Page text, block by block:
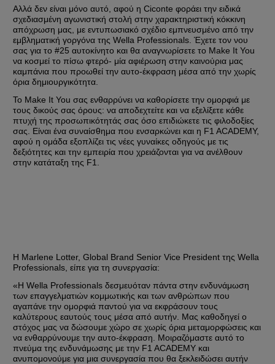
Αλλά δεν είναι μόνο αυτό, αφού η Ciconte φοράει την ειδικά
σχεδιασμένη αγωνιστική στολή στην χαρακτηριστική κόκκινη
απόχρωση μας, με εντυπωσιακό σχέδιο εμπνευσμένο από την
εμβληματική γοργόνα της Wella Professionals. Έχετε τον νου
σας για το #25 αυτοκίνητο και θα αναγνωρίσετε το Make It You
να κοσμεί το πίσω φτερό- μία αφιέρωση στην καινούρια μας
καμπάνια που προωθεί την αυτο-έκφραση μέσα από την χωρίς
όρια δημιουργικότητα.
Το Make It You σας ενθαρρύνει να καθορίσετε την ομορφιά με
τους δικούς σας όρους: να αποδεχτείτε και να εξελίξετε κάθε
πτυχή της προσωπικότητάς σας όσο επιδιώκετε τις φιλοδοξίες
σας. Είναι ένα συναίσθημα που ενσαρκώνει και η F1 ACADEMY,
αφού η ομάδα εξοπλίζει τις νέες γυναίκες οδηγούς με τις
δεξιότητες και την εμπειρία που χρειάζονται για να ανέλθουν
στην κατάταξη της F1.
Η Marlene Lotter, Global Brand Senior Vice President της Wella
Professionals, είπε για τη συνεργασία:
«Η Wella Professionals δεσμευόταν πάντα στην ενδυνάμωση
των επαγγελματιών κομμωτικής και των ανθρώπων που
αγαπάνε την ομορφιά παντού για να εκφράσουν τους
καλύτερους εαυτούς τους μέσα από αυτήν. Μας καθοδηγεί ο
στόχος μας να δώσουμε χώρο σε χωρίς όρια μεταμορφώσεις και
να ενθαρρύνουμε την αυτο-έκφραση. Μοιραζόμαστε αυτό το
πνεύμα της ενδυνάμωσης με την F1 ACADEMY και
ανυπομονούμε για μια συνεργασία που θα ξεκλειδώσει αυτήν